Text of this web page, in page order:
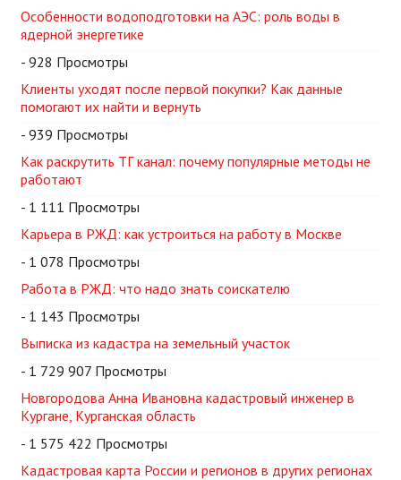
Особенности водоподготовки на АЭС: роль воды в
ядерной энергетике
- 928 Просмотры
Клиенты уходят после первой покупки? Как данные
помогают их найти и вернуть
- 939 Просмотры
Как раскрутить ТГ канал: почему популярные методы не
работают
- 1 111 Просмотры
Карьера в РЖД: как устроиться на работу в Москве
- 1 078 Просмотры
Работа в РЖД: что надо знать соискателю
- 1 143 Просмотры
Выписка из кадастра на земельный участок
- 1 729 907 Просмотры
Новгородова Анна Ивановна кадастровый инженер в
Кургане, Курганская область
- 1 575 422 Просмотры
Кадастровая карта России и регионов в других регионах